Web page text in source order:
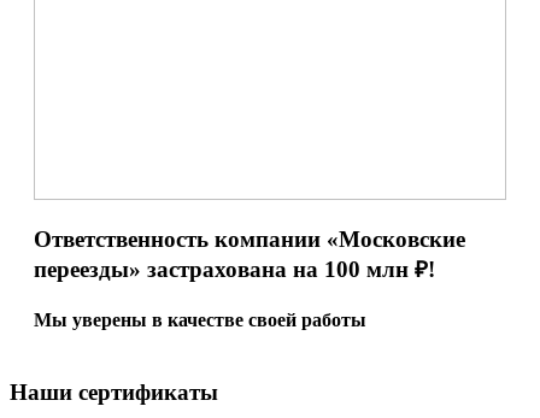
Ответственность компании «Московские
переезды» застрахована на 100 млн ₽!
Мы уверены в качестве своей работы
Наши сертификаты